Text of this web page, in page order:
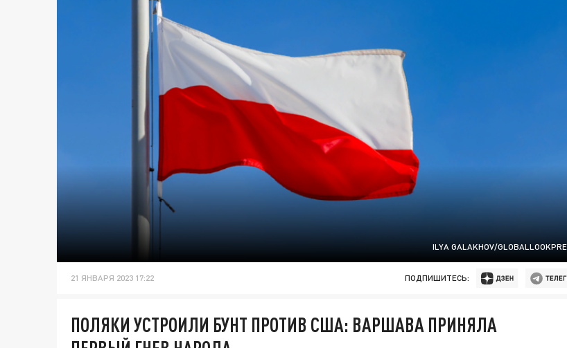
ILYA GALAKHOV/
21 ЯНВАРЯ 2023 17:22 ПОДПИШИТЕСЬ:
ПОЛЯКИ УСТРОИЛИ БУНТ ПРОТИВ США: ВАРШАВА ПРИНЯЛА